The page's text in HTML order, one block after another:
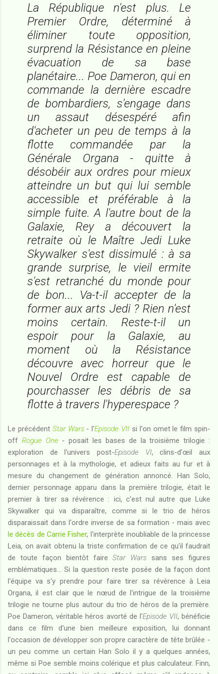
La République n'est plus. Le
Premier Ordre, déterminé à
éliminer toute opposition,
surprend la Résistance en pleine
évacuation de sa base
planétaire... Poe Dameron, qui en
commande la dernière escadre
de bombardiers, s'engage dans
un assaut désespéré afin
d'acheter un peu de temps à la
flotte commandée par la
Générale Organa - quitte à
désobéir aux ordres pour mieux
atteindre un but qui lui semble
accessible et préférable à la
simple fuite. A l'autre bout de la
Galaxie, Rey a découvert la
retraite où le Maître Jedi Luke
Skywalker s'est dissimulé : à sa
grande surprise, le vieil ermite
s'est retranché du monde pour
de bon... Va-t-il accepter de la
former aux arts Jedi ? Rien n'est
moins certain. Reste-t-il un
espoir pour la Galaxie, au
moment où la Résistance
découvre avec horreur que le
Nouvel Ordre est capable de
pourchasser les débris de sa
flotte à travers l'hyperespace ?
Le précédent Star Wars- l'Episode VII si l'on omet le film spin-
off Rogue One - posait les bases de la troisième trilogie :
exploration de l'univers post-Episode VI, clins-d’œil aux
personnages et à la mythologie, et adieux faits au fur et à
mesure du changement de génération annoncé. Han Solo,
dernier personnage apparu dans la première trilogie, était le
premier à tirer sa révérence : ici, c'est nul autre que Luke
Skywalker qui va disparaître, comme si le trio de héros
disparaissait dans l'ordre inverse de sa formation - mais avec
le décès de Carrie Fisher, l'interprète inoubliable de la princesse
Leia, on avait obtenu la triste confirmation de ce qu'il faudrait
de toute façon bientôt faireStar Wars sans ses figures
emblématiques... Si la question reste posée de la façon dont
l'équipe va s'y prendre pour faire tirer sa révérence à Leia
Organa, il est clair que le nœud de l'intrigue de la troisième
trilogie ne tourne plus autour du trio de héros de la première.
Poe Dameron, véritable héros avorté de l'Episode VII, bénéficie
dans ce film d'une bien meilleure exposition, lui donnant
l'occasion de développer son propre caractère de tête brûlée -
un peu comme un certain Han Solo il y a quelques années,
même si Poe semble moins colérique et plus calculateur. Finn,